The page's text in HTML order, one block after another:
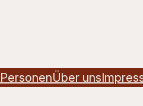
PersonenÜber uns